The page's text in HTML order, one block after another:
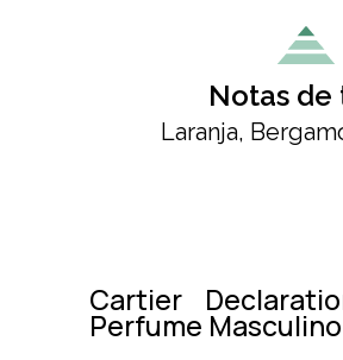
Notas de
Laranja,
Cartier
Perfume